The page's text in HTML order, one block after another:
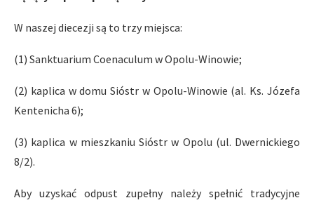
W naszej diecezji są to trzy miejsca:
(1) Sanktuarium Coenaculum w Opolu-Winowie;
(2) kaplica w domu Sióstr w Opolu-Winowie (al. Ks. Józefa
Kentenicha 6);
(3) kaplica w mieszkaniu Sióstr w Opolu (ul. Dwernickiego
8/2).
Aby uzyskać odpust zupełny należy spełnić tradycyjne